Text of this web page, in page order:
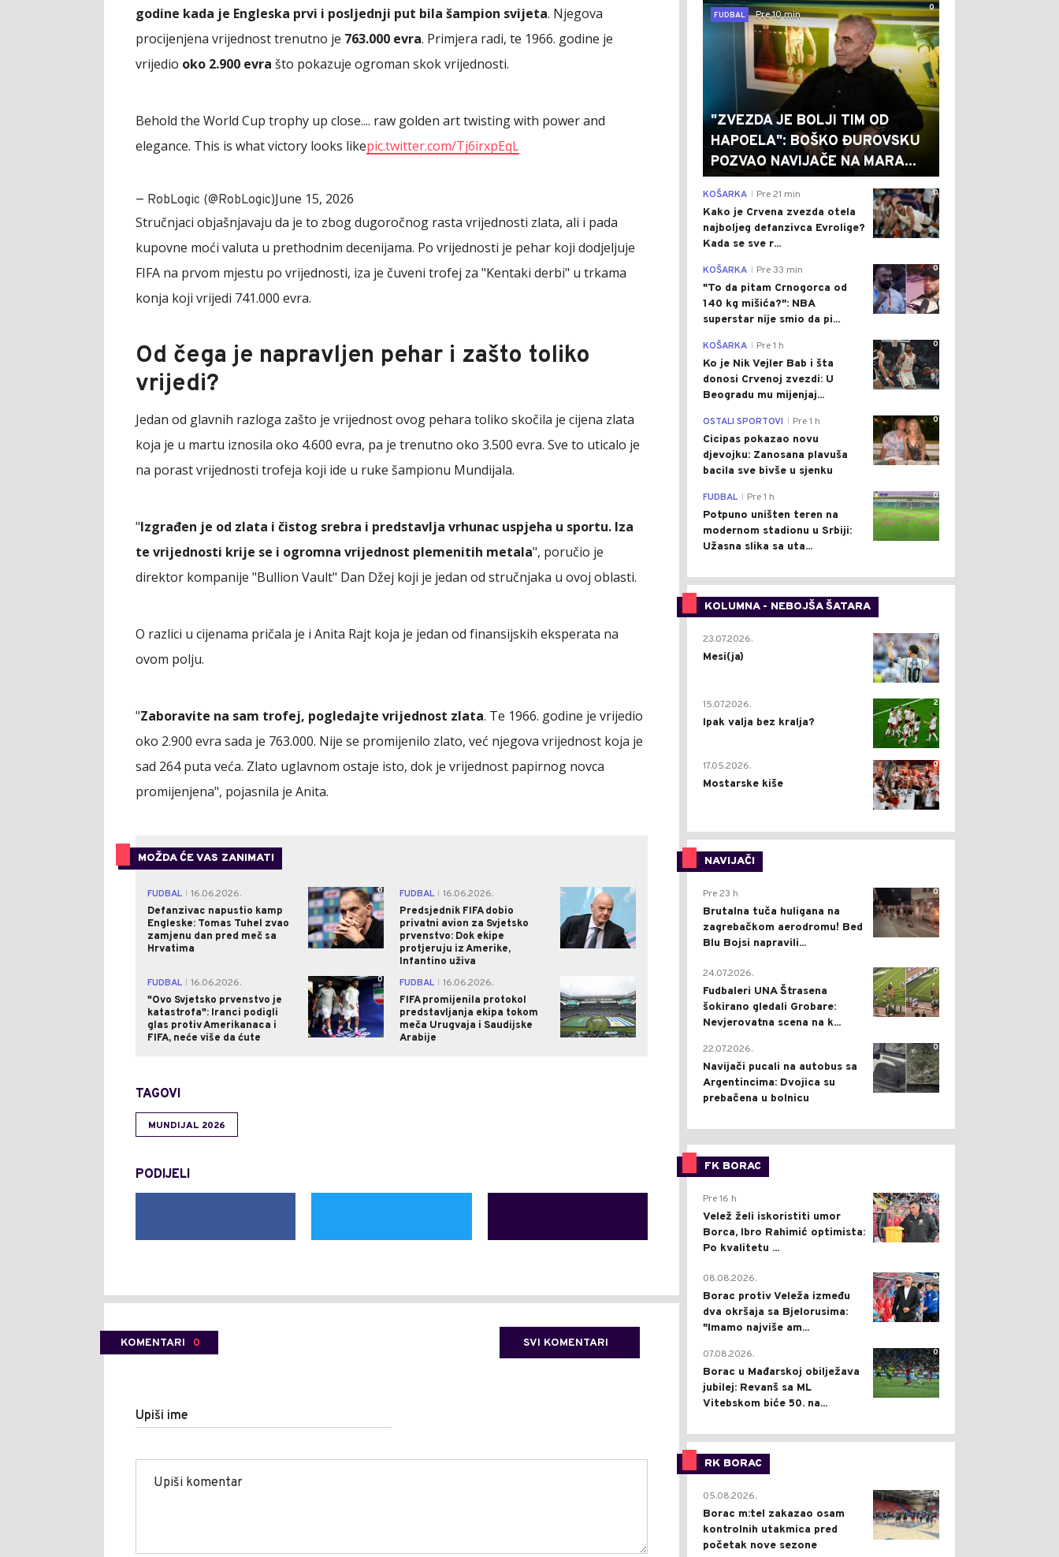
godine kada je Engleska prvi i posljednji put bila šampion svijeta. Njegova
procijenjena vrijednost trenutno je 763.000 evra. Primjera radi, te 1966. godine je
vrijedio oko 2.900 evra što pokazuje ogroman skok vrijednosti.
Behold the World Cup trophy up close.... raw golden art twisting with power and
elegance. This is what victory looks likepic.twitter.com/Tj6irxpEqL
— RobLogic (@RobLogic)June 15, 2026
Stručnjaci objašnjavaju da je to zbog dugoročnog rasta vrijednosti zlata, ali i pada
kupovne moći valuta u prethodnim decenijama. Po vrijednosti je pehar koji dodjeljuje
FIFA na prvom mjestu po vrijednosti, iza je čuveni trofej za "Kentaki derbi" u trkama
konja koji vrijedi 741.000 evra.
Od čega je napravljen pehar i zašto toliko
vrijedi?
Jedan od glavnih razloga zašto je vrijednost ovog pehara toliko skočila je cijena zlata
koja je u martu iznosila oko 4.600 evra, pa je trenutno oko 3.500 evra. Sve to uticalo je
na porast vrijednosti trofeja koji ide u ruke šampionu Mundijala.
"Izgrađen je od zlata i čistog srebra i predstavlja vrhunac uspjeha u sportu. Iza
te vrijednosti krije se i ogromna vrijednost plemenitih metala", poručio je
direktor kompanije "Bullion Vault" Dan Džej koji je jedan od stručnjaka u ovoj oblasti.
O razlici u cijenama pričala je i Anita Rajt koja je jedan od finansijskih eksperata na
ovom polju.
"Zaboravite na sam trofej, pogledajte vrijednost zlata. Te 1966. godine je vrijedio
oko 2.900 evra sada je 763.000. Nije se promijenilo zlato, već njegova vrijednost koja je
sad 264 puta veća. Zlato uglavnom ostaje isto, dok je vrijednost papirnog novca
promijenjena", pojasnila je Anita.
MOŽDA ĆE VAS ZANIMATI
FUDBAL
16.06.2026.
Defanzivac napustio kamp
Engleske: Tomas Tuhel zvao
zamjenu dan pred meč sa
Hrvatima
0 FUDBAL
16.06.2026.
Predsjednik FIFA dobio
privatni avion za Svjetsko
prvenstvo: Dok ekipe
protjeruju iz Amerike,
Infantino uživa
0
FUDBAL
16.06.2026.
"Ovo Svjetsko prvenstvo je
katastrofa": Iranci podigli
glas protiv Amerikanaca i
FIFA, neće više da ćute
0 FUDBAL
16.06.2026.
FIFA promijenila protokol
predstavljanja ekipa tokom
meča Urugvaja i Saudijske
Arabije
TAGOVI
MUNDIJAL 2026
PODIJELI
KOMENTARI 0 SVI KOMENTARI
Upiši ime
0
FUDBAL
Pre 10 min
"ZVEZDA JE BOLJI TIM OD
HAPOELA": BOŠKO ĐUROVSKU
POZVAO NAVIJAČE NA MARA...
0
KOŠARKA Pre 21 min
Kako je Crvena zvezda otela
najboljeg defanzivca Evrolige?
Kada se sve r...
0
KOŠARKA Pre 33 min
"To da pitam Crnogorca od
140 kg mišića?": NBA
superstar nije smio da pi...
0
KOŠARKA Pre 1 h
Ko je Nik Vejler Bab i šta
donosi Crvenoj zvezdi: U
Beogradu mu mijenjaj...
0
OSTALI SPORTOVI Pre 1 h
Cicipas pokazao novu
djevojku: Zanosana plavuša
bacila sve bivše u sjenku
0
FUDBAL Pre 1 h
Potpuno uništen teren na
modernom stadionu u Srbiji:
Užasna slika sa uta...
KOLUMNA - NEBOJŠA ŠATARA
0
23.07.2026.
Mesi(ja)
2
15.07.2026.
Ipak valja bez kralja?
0
17.05.2026.
Mostarske kiše
NAVIJAČI
0
Pre 23 h
Brutalna tuča huligana na
zagrebačkom aerodromu! Bed
Blu Bojsi napravili...
0
24.07.2026.
Fudbaleri UNA Štrasena
šokirano gledali Grobare:
Nevjerovatna scena na k...
0
22.07.2026.
Navijači pucali na autobus sa
Argentincima: Dvojica su
prebačena u bolnicu
FK BORAC
0
Pre 16 h
Velež želi iskoristiti umor
Borca, Ibro Rahimić optimista:
Po kvalitetu ...
0
08.08.2026.
Borac protiv Veleža između
dva okršaja sa Bjelorusima:
"Imamo najviše am...
0
07.08.2026.
Borac u Mađarskoj obilježava
jubilej: Revanš sa ML
Vitebskom biće 50. na...
RK BORAC
0
05.08.2026.
Borac m:tel zakazao osam
kontrolnih utakmica pred
početak nove sezone